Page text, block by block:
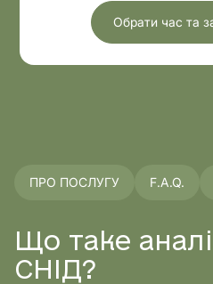
Обрати час та
ПРО ПОСЛУГУ F.A.Q.
Що таке
СНІД?